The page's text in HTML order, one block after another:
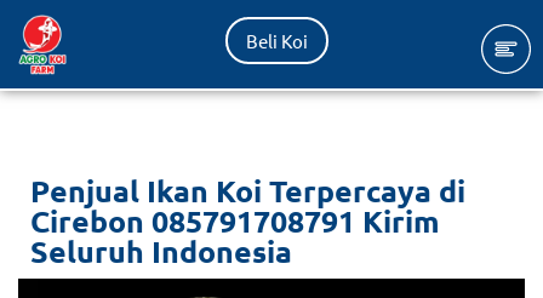
Lompat
ke
Beli Koi
Penjual Ikan Koi Terpercaya di
Cirebon 085791708791 Kirim
Seluruh Indonesia